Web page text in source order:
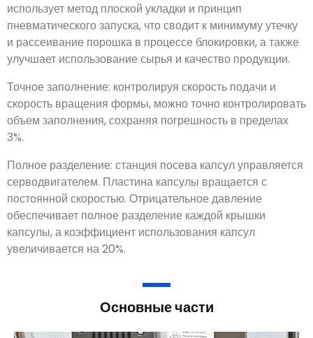
использует метод плоской укладки и принцип
пневматического запуска, что сводит к минимуму утечку
и рассеивание порошка в процессе блокировки, а также
улучшает использование сырья и качество продукции.
Точное заполнение: контролируя скорость подачи и
скорость вращения формы, можно точно контролировать
объем заполнения, сохраняя погрешность в пределах
3%.
Полное разделение: станция посева капсул управляется
серводвигателем. Пластина капсулы вращается с
постоянной скоростью. Отрицательное давление
обеспечивает полное разделение каждой крышки
капсулы, а коэффициент использования капсул
увеличивается на 20%.
Основные части